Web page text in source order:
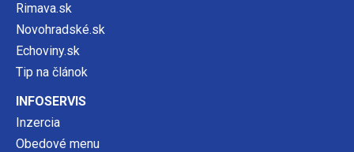
Rimava.sk
Novohradské.sk
Echoviny.sk
Tip na článok
INFOSERVIS
Inzercia
Obedové menu